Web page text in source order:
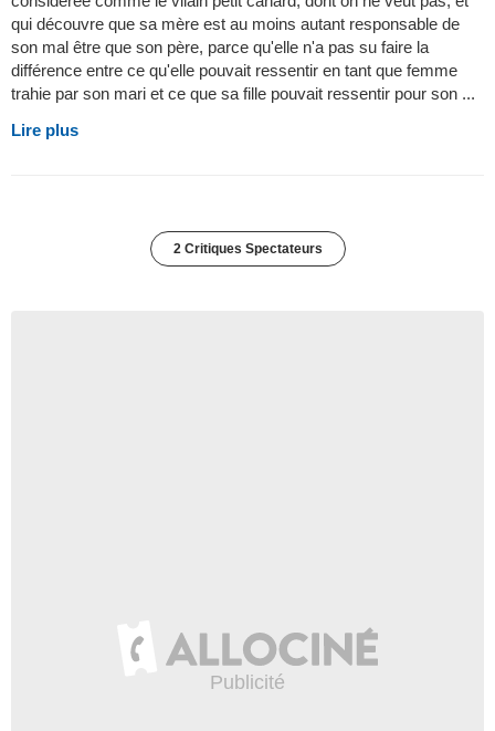
qui découvre que sa mère est au moins autant responsable de
son mal être que son père, parce qu'elle n'a pas su faire la
différence entre ce qu'elle pouvait ressentir en tant que femme
trahie par son mari et ce que sa fille pouvait ressentir pour son ...
Lire plus
2 Critiques Spectateurs